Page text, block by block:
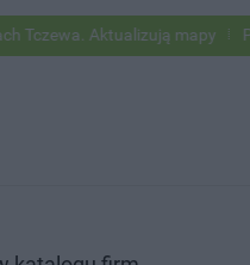
Aktualizują mapy Pod